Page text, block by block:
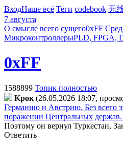
ВходНаше всё Теги codebook 无
7 августа
О смысле всего сущего0xFF
МикроконтроллерыPLD, FPGA,
0xFF
1588899 Топик полностью
Kpoк (26.05.2026 18:07,
Германию и Австрию. Без всего
поражении Центральных
Поэтому он вернул Туркестан,
Ответить